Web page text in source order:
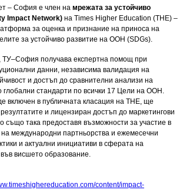
– София e член на мрежата за устойчиво
Impact Network) на Times Higher Education (THE) –
за оценка и признание на приноса на
за устойчиво развитие на ООН (SDGs).
ТУ–София получава експертна помощ при
данни, независима валидация на
и достъп до сравнителни анализи на
глобални стандарти по всички 17 Цели на ООН.
включен в публичната класация на THE, ще
и лицензиран достъп до маркетингови
също така предоставя възможности за участие в
международни партньорства и ежемесечни
и актуални инициативи в сферата на
висшето образование.
content/impact-